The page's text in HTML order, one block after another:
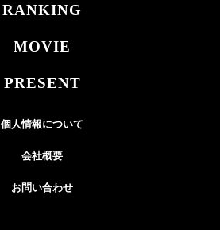
RANKING
MOVIE
PRESENT
個人情報について
会社概要
お問い合わせ